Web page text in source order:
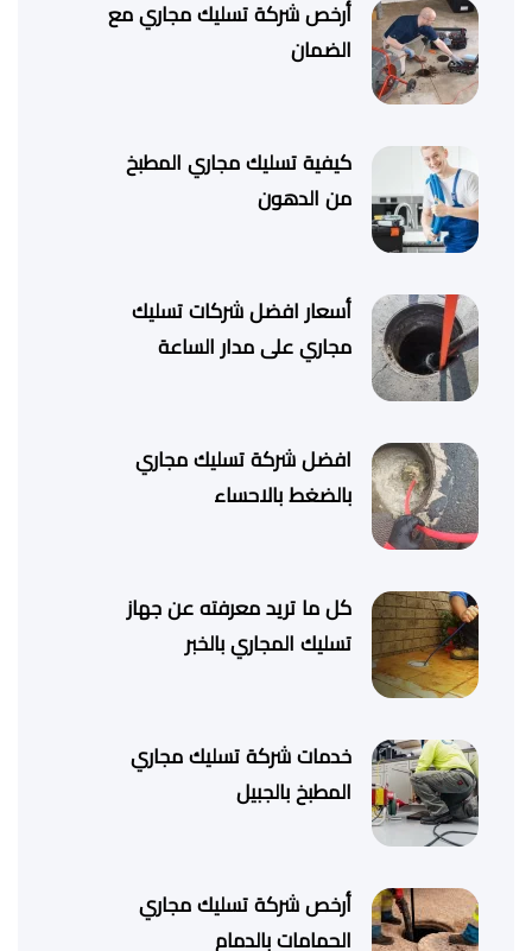
أرخص شركة تسليك مجاري مع
الضمان
كيفية تسليك مجاري المطبخ
من الدهون
أسعار افضل شركات تسليك
مجاري على مدار الساعة
افضل شركة تسليك مجاري
بالضغط بالاحساء
كل ما تريد معرفته عن جهاز
تسليك المجاري بالخبر
خدمات شركة تسليك مجاري
المطبخ بالجبيل
أرخص شركة تسليك مجاري
الحمامات بالدمام